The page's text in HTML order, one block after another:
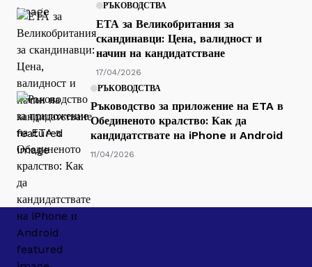
РЪКОВОДСТВА
ЕТА за Великобритания за
скандинавци: Цена, валидност и
начин на кандидатстване
17/04/2026
РЪКОВОДСТВА
Ръководство за приложение на ETA в
Обединеното кралство: Как да
кандидатствате на iPhone и Android
11/04/2026